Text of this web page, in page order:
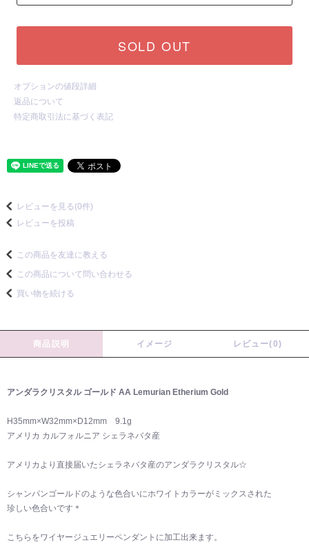
SOLD OUT
オプションの値段詳細
返品について
特定商取引法に基づく表記
レビューを見る(0件)
レビューを投稿
この商品を友達に教える
この商品について問い合わせる
買い物を続ける
商品説明 イメージ レビュー(0)
アンダラクリスタル ゴールド AA Lemurian Etherium Gold
H35mm×W32mm×D12mm 9.1g
アメリカ カルフォルニア シェラネバタ産
アメリカより直接届いたシェラネバタ産のアンダラクリスタル☆
シャンパンゴールドのような色合いにホワイトカラーがミックスされた
珍しい色合いです＊
こちらをワイヤージュエリーペンダントに加工出来ます。